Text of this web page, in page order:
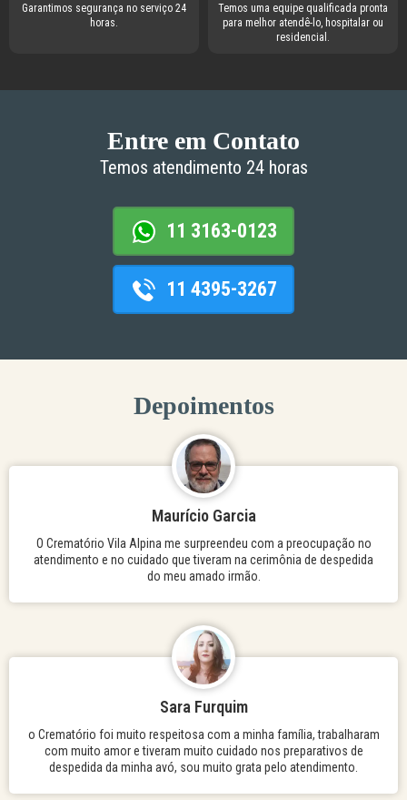
Garantimos segurança no serviço 24
horas.
Temos uma equipe qualificada pronta
para melhor atendê-lo, hospitalar ou
residencial.
Entre em Contato
Temos atendimento 24 horas
11 3163-0123
11 4395-3267
Depoimentos
Maurício Garcia
O Crematório Vila Alpina me surpreendeu com a preocupação no
atendimento e no cuidado que tiveram na cerimônia de despedida
do meu amado irmão.
Sara Furquim
o Crematório foi muito respeitosa com a minha família, trabalharam
com muito amor e tiveram muito cuidado nos preparativos de
despedida da minha avó, sou muito grata pelo atendimento.